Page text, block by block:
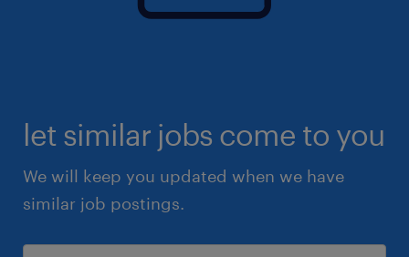
let similar jobs come to you
We will keep you updated when we have
similar job postings.